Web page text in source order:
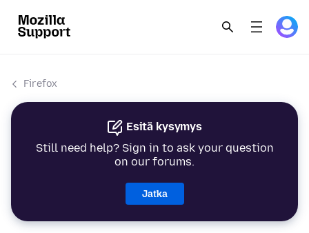
Firefox
Esitä kysymys
Still need help? Sign in to ask your question
on our forums.
Jatka